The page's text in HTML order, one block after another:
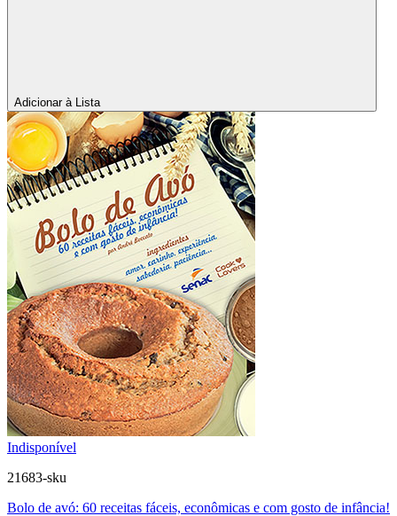
Adicionar à Lista
Indisponível
21683-sku
Bolo de avó: 60 receitas fáceis, econômicas e com gosto de infância!